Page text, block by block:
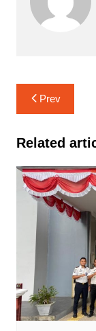
Navigasi
pos
Prev
Related